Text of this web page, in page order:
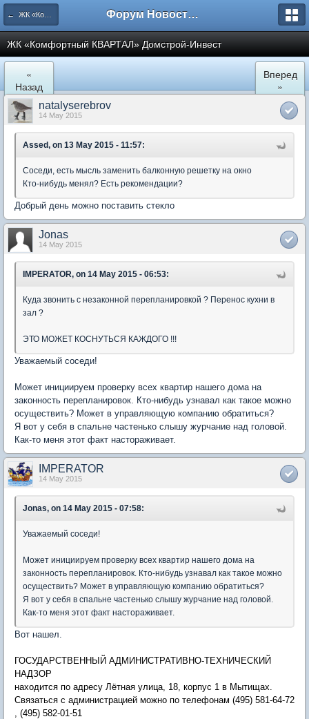
← ЖК «Комфортный КВАРТАЛ» Форум Новостройки
ЖК «Комфортный КВАРТАЛ» Домстрой-Инвест
«
Назад
Вперед
»
natalyserebrov
14 May 2015
Assed, on 13 May 2015 - 11:57:
Соседи, есть мысль заменить балконную решетку на окно
Кто-нибудь менял? Есть рекомендации?
Добрый день можно поставить стекло
Jonas
14 May 2015
IMPERATOR, on 14 May 2015 - 06:53:
Куда звонить с незаконной перепланировкой ? Перенос кухни в
зал ?
ЭТО МОЖЕТ КОСНУТЬСЯ КАЖДОГО !!!
Уважаемый соседи!
Может инициируем проверку всех квартир нашего дома на
законность перепланировок. Кто-нибудь узнавал как такое можно
осуществить? Может в управляющую компанию обратиться?
Я вот у себя в спальне частенько слышу журчание над головой.
Как-то меня этот факт настораживает.
IMPERATOR
14 May 2015
Jonas, on 14 May 2015 - 07:58:
Уважаемый соседи!
Может инициируем проверку всех квартир нашего дома на
законность перепланировок. Кто-нибудь узнавал как такое можно
осуществить? Может в управляющую компанию обратиться?
Я вот у себя в спальне частенько слышу журчание над головой.
Как-то меня этот факт настораживает.
Вот нашел.
ГОСУДАРСТВЕННЫЙ АДМИНИСТРАТИВНО-ТЕХНИЧЕСКИЙ
НАДЗОР
находится по адресу Лётная улица, 18, корпус 1 в Мытищах.
Связаться с администрацией можно по телефонам (495) 581-64-72
, (495) 582-01-51